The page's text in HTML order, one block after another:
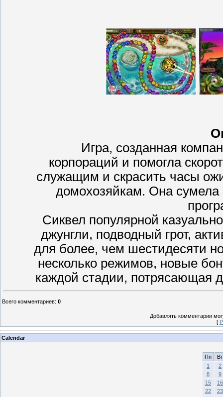
Игра, созданная
корпораций и помогла
служащим и скрасить часы
домохозяйкам. Она сумела
Cиквел популярной
джунгли, подводный грот,
для более, чем шестидесяти
несколько режимов, новые
каждой стадии, потрясающая
Всего комментариев: 0
Добавлять комментарии
[
Calendar
Пн
Вт
1
2
8
9
15
16
22
23